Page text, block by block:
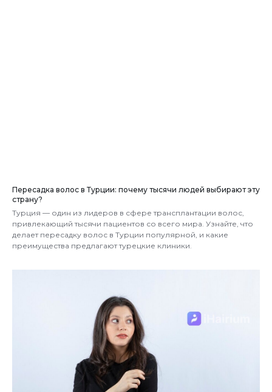
Пересадка волос в Турции: почему тысячи людей выбирают эту
страну?
Турция — один из лидеров в сфере трансплантации волос,
привлекающий тысячи пациентов со всего мира. Узнайте, что
делает пересадку волос в Турции популярной, и какие
преимущества предлагают турецкие клиники.